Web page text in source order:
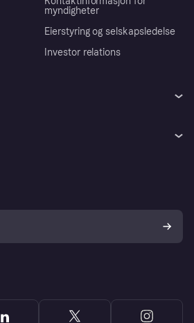
myndigheter
Eierstyring og selskapsledelse
Investor relations